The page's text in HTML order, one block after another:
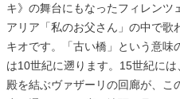
キ》の舞台にもなったフィレンツ
アリア「私のお父さん」の中で歌
キオです。「古い橋」という意味
は10世紀に遡ります。15世紀に
殿を結ぶヴァザーリの回廊が、こ